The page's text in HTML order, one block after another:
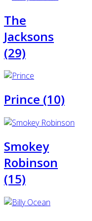
The
Jacksons
(29)
Prince (10)
Smokey
Robinson
(15)